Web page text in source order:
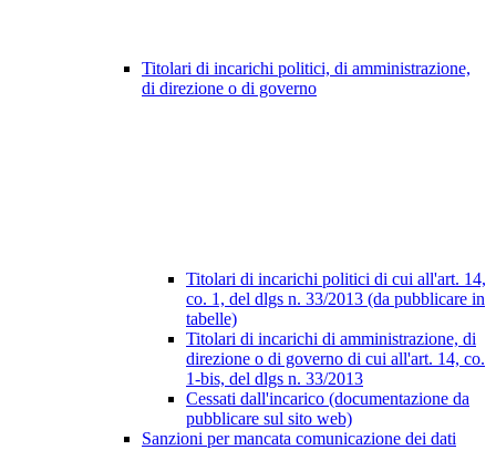
Titolari di incarichi politici, di amministrazione,
di direzione o di governo
Titolari di incarichi politici di cui all'art. 14,
co. 1, del dlgs n. 33/2013 (da pubblicare in
tabelle)
Titolari di incarichi di amministrazione, di
direzione o di governo di cui all'art. 14, co.
1-bis, del dlgs n. 33/2013
Cessati dall'incarico (documentazione da
pubblicare sul sito web)
Sanzioni per mancata comunicazione dei dati